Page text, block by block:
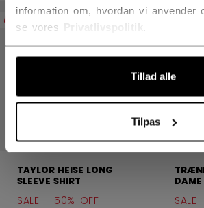
information om, hvordan vi anvender
se vores
Tillad alle
Tilpas
UDSALG
TAYLOR HEISE LONG
SLEEVE SHIRT
SALE - 50% OFF
UDSALG
DAME